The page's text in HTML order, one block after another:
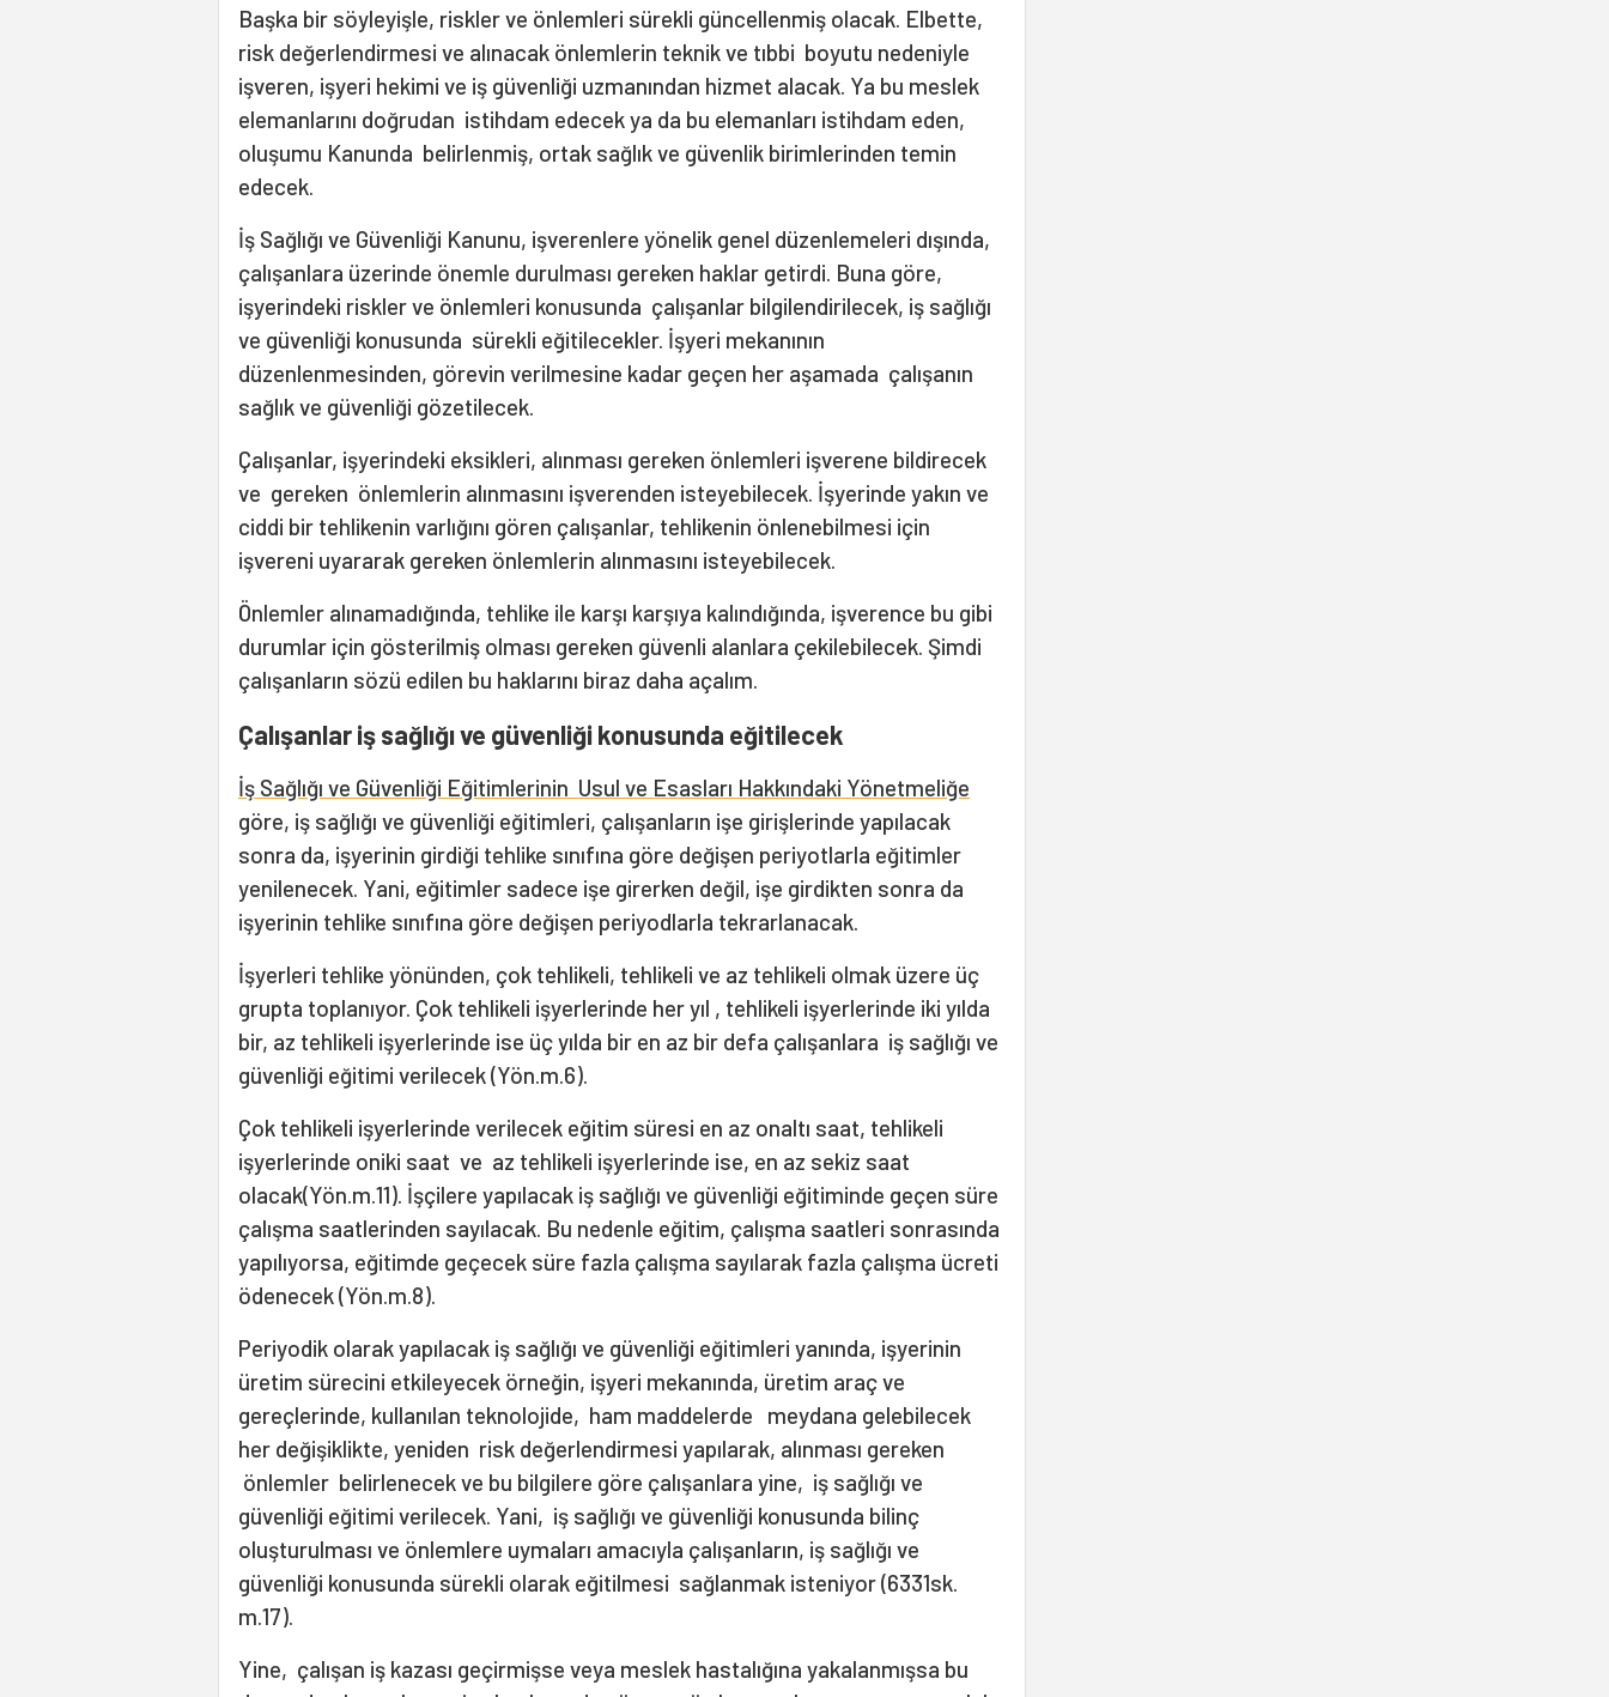
Başka bir söyleyişle, riskler ve önlemleri sürekli güncellenmiş olacak. Elbette,
risk değerlendirmesi ve alınacak önlemlerin teknik ve tıbbi boyutu nedeniyle
işveren, işyeri hekimi ve iş güvenliği uzmanından hizmet alacak. Ya bu meslek
elemanlarını doğrudan istihdam edecek ya da bu elemanları istihdam eden,
oluşumu Kanunda belirlenmiş, ortak sağlık ve güvenlik birimlerinden temin
edecek.
İş Sağlığı ve Güvenliği Kanunu, işverenlere yönelik genel düzenlemeleri dışında,
çalışanlara üzerinde önemle durulması gereken haklar getirdi. Buna göre,
işyerindeki riskler ve önlemleri konusunda çalışanlar bilgilendirilecek, iş sağlığı
ve güvenliği konusunda sürekli eğitilecekler. İşyeri mekanının
düzenlenmesinden, görevin verilmesine kadar geçen her aşamada çalışanın
sağlık ve güvenliği gözetilecek.
Çalışanlar, işyerindeki eksikleri, alınması gereken önlemleri işverene bildirecek
ve gereken önlemlerin alınmasını işverenden isteyebilecek. İşyerinde yakın ve
ciddi bir tehlikenin varlığını gören çalışanlar, tehlikenin önlenebilmesi için
işvereni uyararak gereken önlemlerin alınmasını isteyebilecek.
Önlemler alınamadığında, tehlike ile karşı karşıya kalındığında, işverence bu gibi
durumlar için gösterilmiş olması gereken güvenli alanlara çekilebilecek. Şimdi
çalışanların sözü edilen bu haklarını biraz daha açalım.
Çalışanlar iş sağlığı ve güvenliği konusunda eğitilecek
İş Sağlığı ve Güvenliği Eğitimlerinin Usul ve Esasları Hakkındaki Yönetmeliğe
göre, iş sağlığı ve güvenliği eğitimleri, çalışanların işe girişlerinde yapılacak
sonra da, işyerinin girdiği tehlike sınıfına göre değişen periyotlarla eğitimler
yenilenecek. Yani, eğitimler sadece işe girerken değil, işe girdikten sonra da
işyerinin tehlike sınıfına göre değişen periyodlarla tekrarlanacak.
İşyerleri tehlike yönünden, çok tehlikeli, tehlikeli ve az tehlikeli olmak üzere üç
grupta toplanıyor. Çok tehlikeli işyerlerinde her yıl , tehlikeli işyerlerinde iki yılda
bir, az tehlikeli işyerlerinde ise üç yılda bir en az bir defa çalışanlara iş sağlığı ve
güvenliği eğitimi verilecek (Yön.m.6).
Çok tehlikeli işyerlerinde verilecek eğitim süresi en az onaltı saat, tehlikeli
işyerlerinde oniki saat ve az tehlikeli işyerlerinde ise, en az sekiz saat
olacak(Yön.m.11). İşçilere yapılacak iş sağlığı ve güvenliği eğitiminde geçen süre
çalışma saatlerinden sayılacak. Bu nedenle eğitim, çalışma saatleri sonrasında
yapılıyorsa, eğitimde geçecek süre fazla çalışma sayılarak fazla çalışma ücreti
ödenecek (Yön.m.8).
Periyodik olarak yapılacak iş sağlığı ve güvenliği eğitimleri yanında, işyerinin
üretim sürecini etkileyecek örneğin, işyeri mekanında, üretim araç ve
gereçlerinde, kullanılan teknolojide, ham maddelerde meydana gelebilecek
her değişiklikte, yeniden risk değerlendirmesi yapılarak, alınması gereken
önlemler belirlenecek ve bu bilgilere göre çalışanlara yine, iş sağlığı ve
güvenliği eğitimi verilecek. Yani, iş sağlığı ve güvenliği konusunda bilinç
oluşturulması ve önlemlere uymaları amacıyla çalışanların, iş sağlığı ve
güvenliği konusunda sürekli olarak eğitilmesi sağlanmak isteniyor (6331sk.
m.17).
Yine, çalışan iş kazası geçirmişse veya meslek hastalığına yakalanmışsa bu